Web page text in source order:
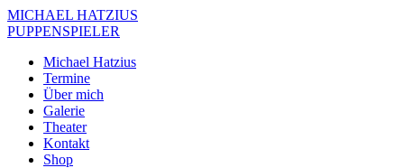
Direkt zum Inhalt
MICHAEL HATZIUS
PUPPENSPIELER
Michael Hatzius
Termine
Über mich
Galerie
Theater
Kontakt
Shop